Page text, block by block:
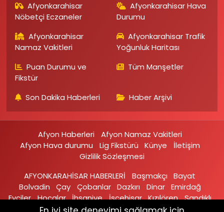
Afyonkarahisar
Nöbetçi Eczaneler
Afyonkarahisar Hava
Durumu
Afyonkarahisar
Namaz Vakitleri
Afyonkarahisar Trafik
Yoğunluk Haritası
Puan Durumu ve
Fikstür
Tüm Manşetler
Son Dakika Haberleri Haber Arşivi
Afyon Haberleri
Afyon Namaz Vakitleri
Afyon Hava durumu
Lig Fikstürü Künye
İletişim
Gizlilik Sözleşmesi
AFYONKARAHİSAR HABERLERİ
Başmakçı
Bayat
Bolvadin
Çay Çobanlar Dazkırı Dinar Emirdağ‎
Evciler‎ Hocalar İhsaniye‎ İscehisar Kızılören‎ Sandıklı‎
Sinanpaşa Şuhut Sultandağı